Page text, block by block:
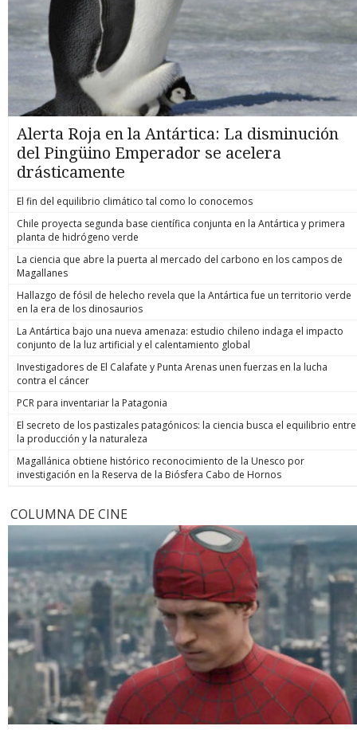
Alerta Roja en la Antártica: La disminución
del Pingüino Emperador se acelera
drásticamente
El fin del equilibrio climático tal como lo conocemos
Chile proyecta segunda base científica conjunta en la Antártica y primera
planta de hidrógeno verde
La ciencia que abre la puerta al mercado del carbono en los campos de
Magallanes
Hallazgo de fósil de helecho revela que la Antártica fue un territorio verde
en la era de los dinosaurios
La Antártica bajo una nueva amenaza: estudio chileno indaga el impacto
conjunto de la luz artificial y el calentamiento global
Investigadores de El Calafate y Punta Arenas unen fuerzas en la lucha
contra el cáncer
PCR para inventariar la Patagonia
El secreto de los pastizales patagónicos: la ciencia busca el equilibrio entre
la producción y la naturaleza
Magallánica obtiene histórico reconocimiento de la Unesco por
investigación en la Reserva de la Biósfera Cabo de Hornos
COLUMNA DE CINE